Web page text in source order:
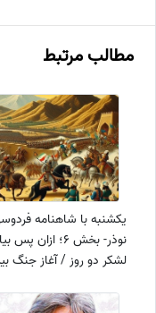
مطالب مرتبط
یکشنبه با شاهنامه
نوذر- بخش 6؛ ازان
لشکر دو روز / آغاز جنگ
معنی اشعار